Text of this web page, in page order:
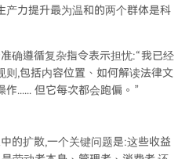
产力提升最为温和的两个群体是科
确遵循复杂指令表示担忧:“我已经
则,包括内容位置、如何解读法律文
...... 但它每次都会跑偏。”
的扩散,一个关键问题是:这些收益